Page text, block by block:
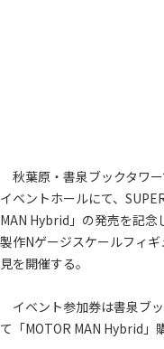
秋葉原・書泉ブックタワ
イベントホールにて、
MAN Hybrid」の発売を記念
製作Nゲージスケールフィ
見を開催する。
イベント参加券は書泉ブ
て「MOTOR MAN Hybrid」